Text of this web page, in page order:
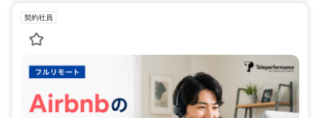
契約社員